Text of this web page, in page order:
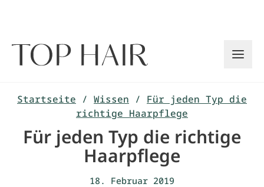
Startseite / Wissen / Für jeden Typ die
richtige Haarpflege
Für jeden Typ die richtige
Haarpflege
18. Februar 2019